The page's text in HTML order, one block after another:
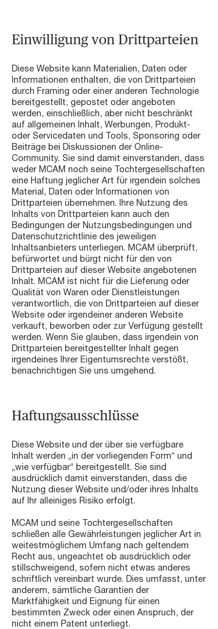
Einwilligung von Drittparteien
Diese Website kann Materialien, Daten oder
Informationen enthalten, die von Drittparteien
durch Framing oder einer anderen Technologie
bereitgestellt, gepostet oder angeboten
werden, einschließlich, aber nicht beschränkt
auf allgemeinen Inhalt, Werbungen, Produkt-
oder Servicedaten und Tools, Sponsoring oder
Beiträge bei Diskussionen der Online-
Community. Sie sind damit einverstanden, dass
weder MCAM noch seine Tochtergesellschaften
eine Haftung jeglicher Art für irgendein solches
Material, Daten oder Informationen von
Drittparteien übernehmen. Ihre Nutzung des
Inhalts von Drittparteien kann auch den
Bedingungen der Nutzungsbedingungen und
Datenschutzrichtlinie des jeweiligen
Inhaltsanbieters unterliegen. MCAM überprüft,
befürwortet und bürgt nicht für den von
Drittparteien auf dieser Website angebotenen
Inhalt. MCAM ist nicht für die Lieferung oder
Qualität von Waren oder Dienstleistungen
verantwortlich, die von Drittparteien auf dieser
Website oder irgendeiner anderen Website
verkauft, beworben oder zur Verfügung gestellt
werden. Wenn Sie glauben, dass irgendein von
Drittparteien bereitgestellter Inhalt gegen
irgendeines Ihrer Eigentumsrechte verstößt,
benachrichtigen Sie uns umgehend.
Haftungsausschlüsse
Diese Website und der über sie verfügbare
Inhalt werden „in der vorliegenden Form“ und
„wie verfügbar“ bereitgestellt. Sie sind
ausdrücklich damit einverstanden, dass die
Nutzung dieser Website und/oder ihres Inhalts
auf Ihr alleiniges Risiko erfolgt.
MCAM und seine Tochtergesellschaften
schließen alle Gewährleistungen jeglicher Art in
weitestmöglichem Umfang nach geltendem
Recht aus, ungeachtet ob ausdrücklich oder
stillschweigend, sofern nicht etwas anderes
schriftlich vereinbart wurde. Dies umfasst, unter
anderem, sämtliche Garantien der
Marktfähigkeit und Eignung für einen
bestimmten Zweck oder einen Anspruch, der
nicht einem Patent unterliegt.